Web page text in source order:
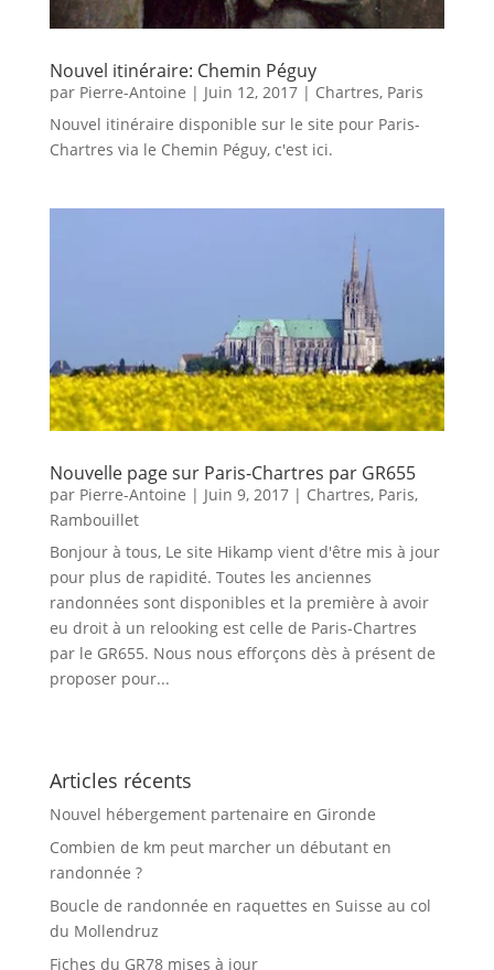
Nouvel itinéraire: Chemin Péguy
par Pierre-Antoine | Juin 12, 2017| Chartres, Paris
Nouvel itinéraire disponible sur le site pour Paris-
Chartres via le Chemin Péguy, c'est ici.
Nouvelle page sur Paris-Chartres par GR655
par Pierre-Antoine | Juin 9, 2017| Chartres, Paris,
Rambouillet
Bonjour à tous, Le site Hikamp vient d'être mis à jour
pour plus de rapidité. Toutes les anciennes
randonnées sont disponibles et la première à avoir
eu droit à un relooking est celle de Paris-Chartres
par le GR655. Nous nous efforçons dès à présent de
proposer pour...
Articles récents
Nouvel hébergement partenaire en Gironde
Combien de km peut marcher un débutant en
randonnée ?
Boucle de randonnée en raquettes en Suisse au col
du Mollendruz
Fiches du GR78 mises à jour